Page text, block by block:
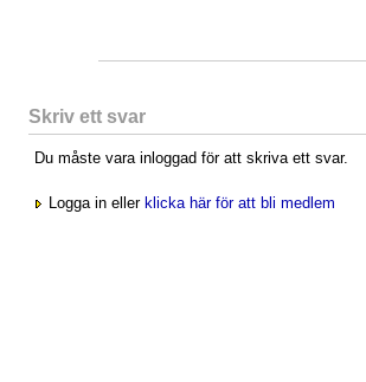
Skriv ett svar
Du måste vara inloggad för att skriva ett svar.
Logga in eller klicka här för att bli medlem